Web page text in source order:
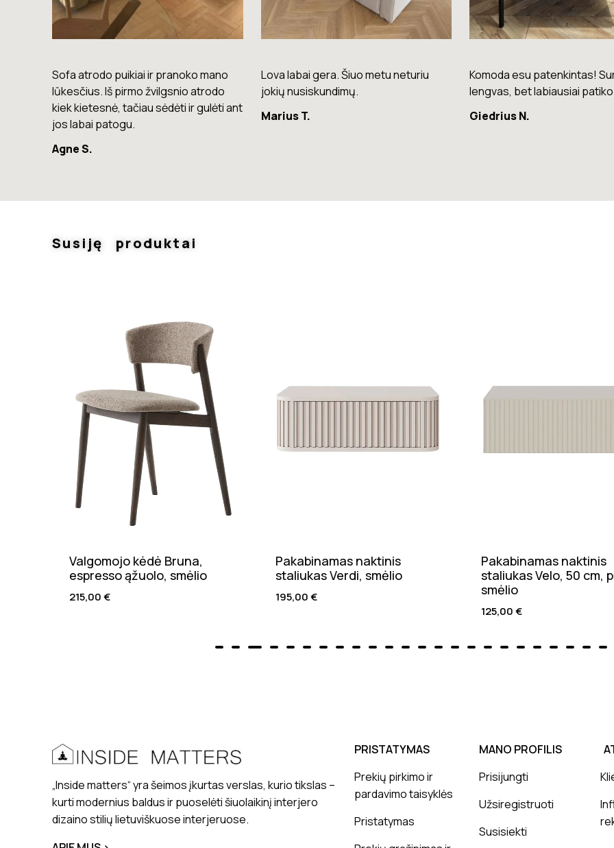
Lova labai gera. Šiuo metu neturiu
jokių nusiskundimų.
Marius T.
Komoda esu patenkintas! Surinkimas
lengvas, bet labiausiai patiko spalva.
Giedrius N.
Puikios kokybės kėdės –
patogios ir stilingos.
Raminta G.
Susiję produktai
Valgomojo kėdė Bruna,
espresso ąžuolo, smėlio
215,00€
Pakabinamas naktinis
staliukas Verdi, smėlio
195,00€
Pakabinamas naktinis
staliukas Velo, 50 cm,
smėlio
125,00€
„Inside matters“ yra šeimos įkurtas verslas, kurio tikslas –
kurti modernius baldus ir puoselėti šiuolaikinį interjero
dizaino stilių lietuviškuose interjeruose.
PRISTATYMAS
Prekių pirkimo ir
pardavimo taisyklės
Pristatymas
MANO PROFILIS
Prisijungti
Užsiregistruoti
Susisiekti